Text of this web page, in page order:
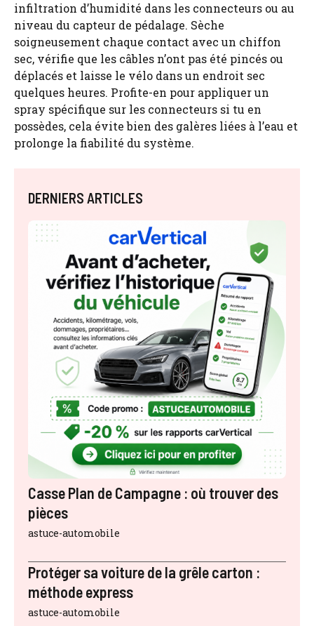
infiltration d’humidité dans les connecteurs ou au
niveau du capteur de pédalage. Sèche
soigneusement chaque contact avec un chiffon
sec, vérifie que les câbles n’ont pas été pincés ou
déplacés et laisse le vélo dans un endroit sec
quelques heures. Profite-en pour appliquer un
spray spécifique sur les connecteurs si tu en
possèdes, cela évite bien des galères liées à l’eau et
prolonge la fiabilité du système.
DERNIERS ARTICLES
Casse Plan de Campagne : où trouver des
pièces
astuce-automobile
Protéger sa voiture de la grêle carton :
méthode express
astuce-automobile